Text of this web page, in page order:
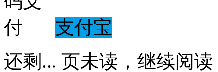
支付宝
还剩 ... 页未读， 继续阅读